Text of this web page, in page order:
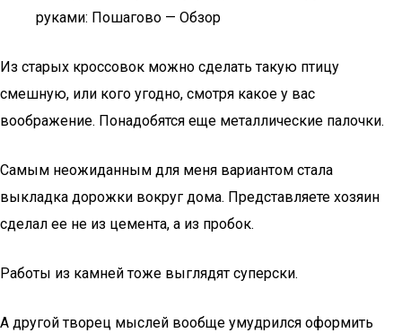
руками: Пошагово — Обзор
Из старых кроссовок можно сделать такую птицу
смешную, или кого угодно, смотря какое у вас
воображение. Понадобятся еще металлические палочки.
Самым неожиданным для меня вариантом стала
выкладка дорожки вокруг дома. Представляете хозяин
сделал ее не из цемента, а из пробок.
Работы из камней тоже выглядят суперски.
А другой творец мыслей вообще умудрился оформить